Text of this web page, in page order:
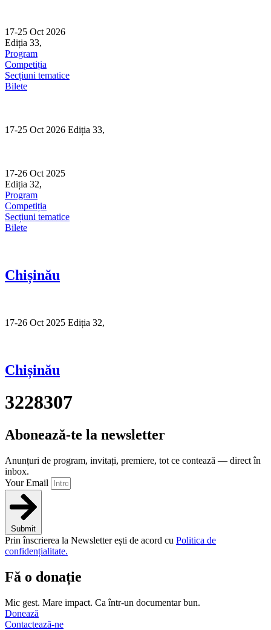
content
17-25 Oct 2026
Ediția 33,
Program
Competiția
Secțiuni tematice
Bilete
17-25 Oct 2026 Ediția 33,
17-26 Oct 2025
Ediția 32,
Program
Competiția
Secțiuni tematice
Bilete
Chișinău
17-26 Oct 2025 Ediția 32,
Chișinău
3228307
Abonează-te la newsletter
Anunțuri de program, invitați, premiere, tot ce contează — direct în
inbox.
Your Email
Submit
Prin înscrierea la Newsletter ești de acord cu Politica de
confidențialitate.
Fă o donație
Mic gest. Mare impact. Ca într-un documentar bun.
Donează
Contactează-ne